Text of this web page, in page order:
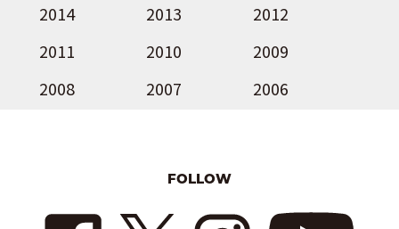
2014
2013
2012
2011
2010
2009
2008
2007 2006
FOLLOW